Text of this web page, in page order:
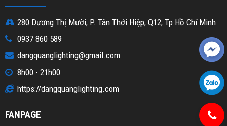
280 Dương Thị Mười, P. Tân Thới Hiệp, Q12, Tp Hồ Chí Minh
0937 860 589
dangquanglighting@gmail.com
8h00 - 21h00
https://dangquanglighting.com
FANPAGE